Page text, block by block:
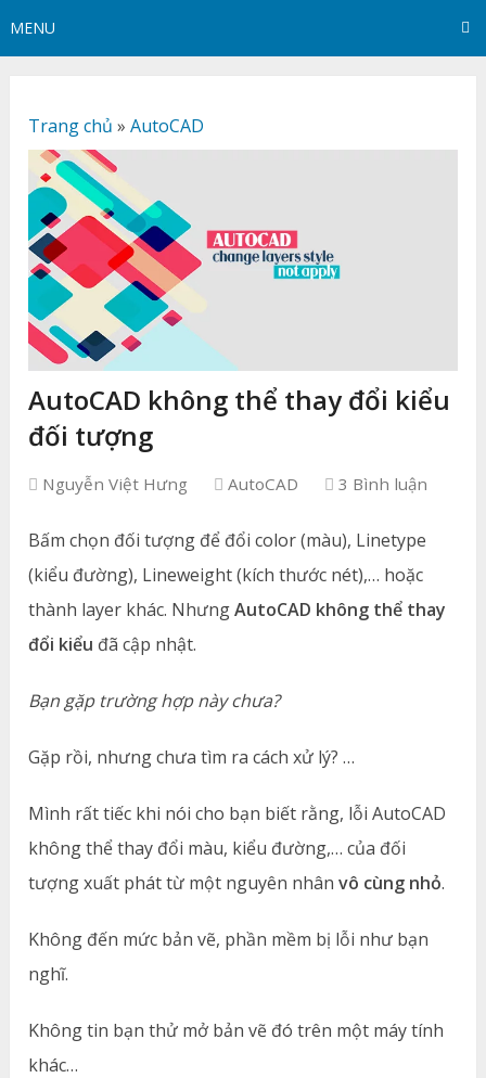
MENU
Trang chủ »AutoCAD
AutoCAD không thể thay đổi kiểu
đối tượng
Nguyễn Việt Hưng AutoCAD 3 Bình luận
Bấm chọn đối tượng để đổi color (màu), Linetype
(kiểu đường), Lineweight (kích thước nét),… hoặc
thành layer khác. NhưngAutoCAD không thể thay
đổi kiểu đã cập nhật.
Bạn gặp trường hợp này chưa?
Gặp rồi, nhưng chưa tìm ra cách xử lý? …
Mình rất tiếc khi nói cho bạn biết rằng, lỗi AutoCAD
không thể thay đổi màu, kiểu đường,… của đối
tượng xuất phát từ một nguyên nhânvô cùng nhỏ.
Không đến mức bản vẽ, phần mềm bị lỗi như bạn
nghĩ.
Không tin bạn thử mở bản vẽ đó trên một máy tính
khác…